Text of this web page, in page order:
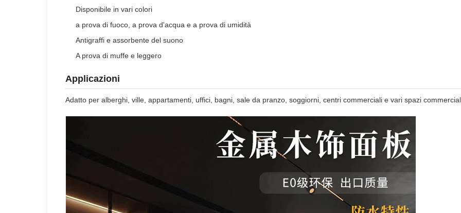
Disponibile in vari colori
a prova di fuoco, a prova d'acqua e a prova di umidità
Antigraffi e assorbente del suono
A prova di muffe e leggero
Applicazioni
Adatto per alberghi, ville, appartamenti, uffici, bagni, sale da pranzo, soggiorni, centri commerciali e vari spazi